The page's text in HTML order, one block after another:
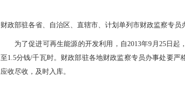
财政部驻各省、自治区、直辖市、计划单列市财政监察专员
为了促进可再生能源的开发利用，自2013年9月25日起
至1.5分钱/千瓦时。财政部驻各地财政监察专员办事处要
应收尽收，及时入库。